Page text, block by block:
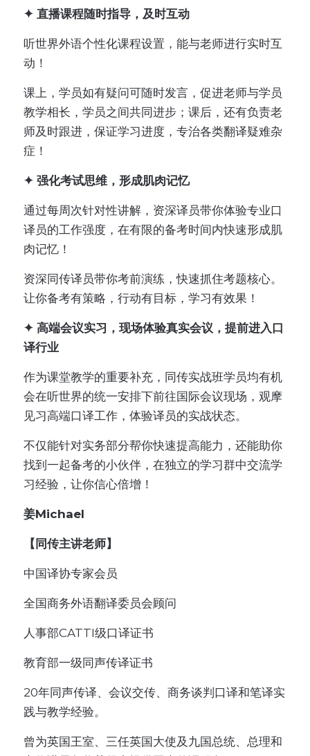
✦ 直播课程随时指导，及时互动
听世界外语个性化课程设置，能与老师进行实时互
动！
课上，学员如有疑问可随时发言，促进老师与学员
教学相长，学员之间共同进步；课后，还有负责老
师及时跟进，保证学习进度，专治各类翻译疑难杂
症！
✦ 强化考试思维，形成肌肉记忆
通过每周次针对性讲解，资深译员带你体验专业口
译员的工作强度，在有限的备考时间内快速形成肌
肉记忆！
资深同传译员带你考前演练，快速抓住考题核心。
让你备考有策略，行动有目标，学习有效果！
✦ 高端会议实习，现场体验真实会议，提前进入口
译行业
作为课堂教学的重要补充，同传实战班学员均有机
会在听世界的统一安排下前往国际会议现场，观摩
见习高端口译工作，体验译员的实战状态。
不仅能针对实务部分帮你快速提高能力，还能助你
找到一起备考的小伙伴，在独立的学习群中交流学
习经验，让你信心倍增！
姜Michael
【同传主讲老师】
中国译协专家会员
全国商务外语翻译委员会顾问
人事部CATTI级口译证书
教育部一级同声传译证书
20年同声传译、会议交传、商务谈判口译和笔译实
践与教学经验。
曾为英国王室、三任英国大使及九国总统、总理和